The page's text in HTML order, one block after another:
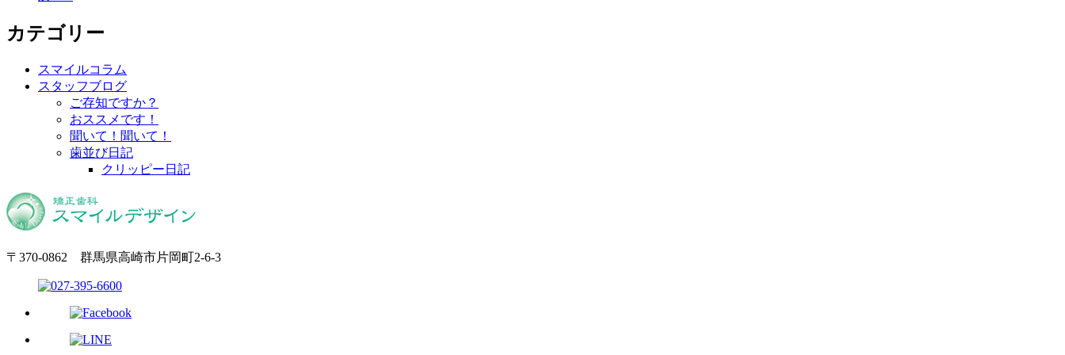
カテゴリー
スマイルコラム
スタッフブログ
ご存知ですか？
おススメです！
聞いて！聞いて！
歯並び日記
クリッピー日記
〒370-0862 群馬県高崎市片岡町2-6-3